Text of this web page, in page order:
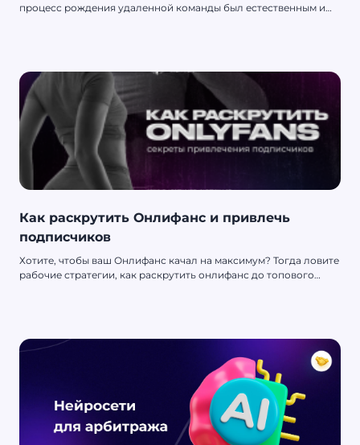
процесс рождения удаленной команды был естественным и
Как раскрутить Онлифанс и привлечь
подписчиков
Хотите, чтобы ваш Онлифанс качал на максимум? Тогда ловите
рабочие стратегии, как раскрутить онлифанс до топового